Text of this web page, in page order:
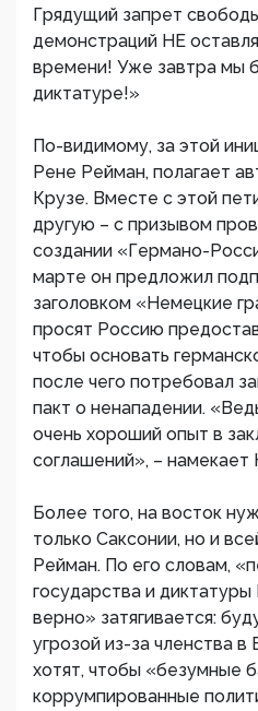
Грядущий запрет
демонстраций НЕ
времени! Уже завтра мы
диктатуре!»
По-видимому, за этой
Рене Рейман, полагает
Крузе. Вместе с этой
другую – с призывом
создании «Германо-
марте он предложил
заголовком «Немецкие
просят Россию
чтобы основать
после чего потребовал
пакт о ненападении.
очень хороший опыт в
соглашений», – намекает
Более того, на восток
только Саксонии, но и
Рейман. По его словам,
государства и
верно» затягивается:
угрозой из-за членства
хотят, чтобы «безумные
коррумпированные